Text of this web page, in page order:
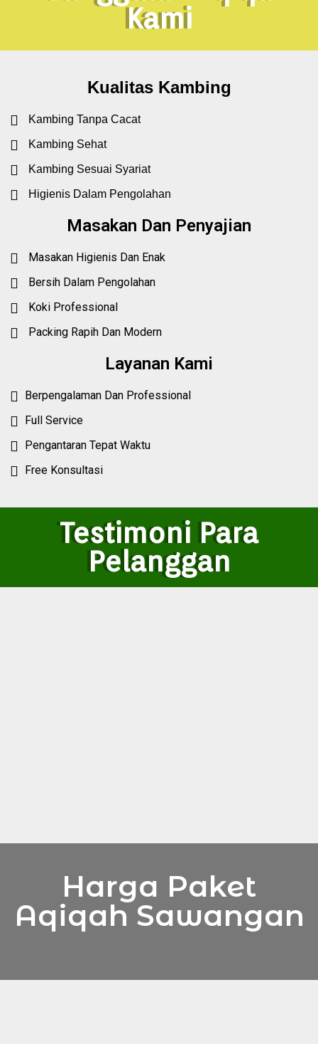
Kami
Kualitas Kambing
Kambing Tanpa Cacat
Kambing Sehat
Kambing Sesuai Syariat
Higienis Dalam Pengolahan
Masakan Dan Penyajian
Masakan Higienis Dan Enak
Bersih Dalam Pengolahan
Koki Professional
Packing Rapih Dan Modern
Layanan Kami
Berpengalaman Dan Professional
Full Service
Pengantaran Tepat Waktu
Free Konsultasi
Testimoni Para
Pelanggan
Harga Paket
Aqiqah Sawangan